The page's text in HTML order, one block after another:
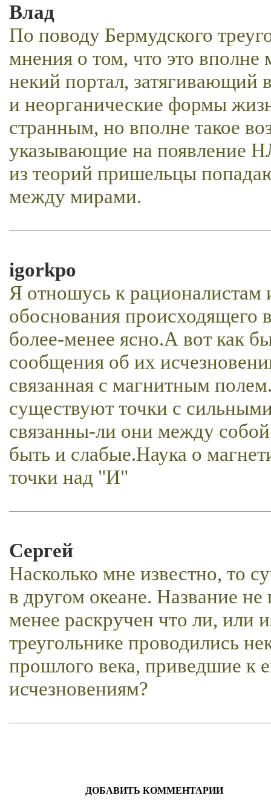
Влад
По поводу Бермудского
мнения о том, что это
некий портал, затягивающий
и неорганические формы
странным, но вполне такое
указывающие на появление
из теорий пришельцы
между мирами.
igorkpo
Я отношусь к
обоснования происходящего
более-менее ясно.А вот как
сообщения об их
связанная с магнитным
существуют точки с
связанны-ли они между
быть и слабые.Наука о
точки над "И"
Сергей
Насколько мне известно, то
в другом океане. Название
менее раскручен что ли, или
треугольнике проводились
прошлого века, приведшие к
исчезновениям?
ДОБАВИТЬ КОММЕНТАРИИ